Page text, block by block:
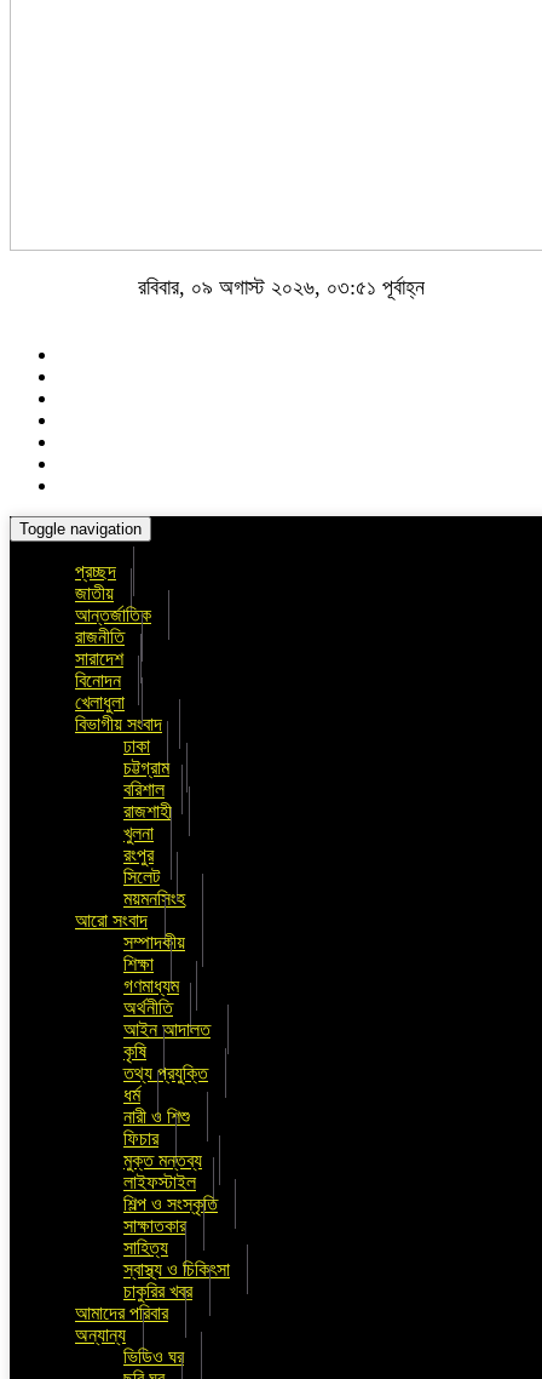
রবিবার, ০৯ অগাস্ট ২০২৬, ০৩:৫১ পূর্বাহ্ন
Toggle navigation
প্রচ্ছদ
জাতীয়
আন্তর্জাতিক
রাজনীতি
সারাদেশ
বিনোদন
খেলাধুলা
বিভাগীয় সংবাদ
ঢাকা
চট্টগ্রাম
বরিশাল
রাজশাহী
খুলনা
রংপুর
সিলেট
ময়মনসিংহ
আরো সংবাদ
সম্পাদকীয়
শিক্ষা
গণমাধ্যম
অর্থনীতি
আইন আদালত
কৃষি
তথ্য প্রযুক্তি
ধর্ম
নারী ও শিশু
ফিচার
মুক্ত মন্তব্য
লাইফস্টাইল
শিল্প ও সংস্কৃতি
সাক্ষাতকার
সাহিত্য
স্বাস্থ্য ও চিকিৎসা
চাকুরির খবর
আমাদের পরিবার
অন্যান্য
ভিডিও ঘর